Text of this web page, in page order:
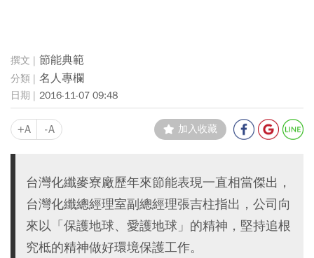
節能典範
名人專欄
2016-11-07 09:48
+A -A 加入收藏
台灣化纖麥寮廠歷年來節能表現一直相當傑出，
台灣化纖總經理室副總經理張吉柱指出，公司向
來以「保護地球、愛護地球」的精神，堅持追根
究柢的精神做好環境保護工作。